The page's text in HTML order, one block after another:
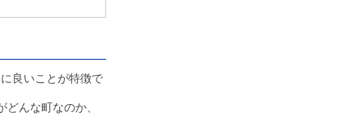
良いことが特徴で
んな町なのか、